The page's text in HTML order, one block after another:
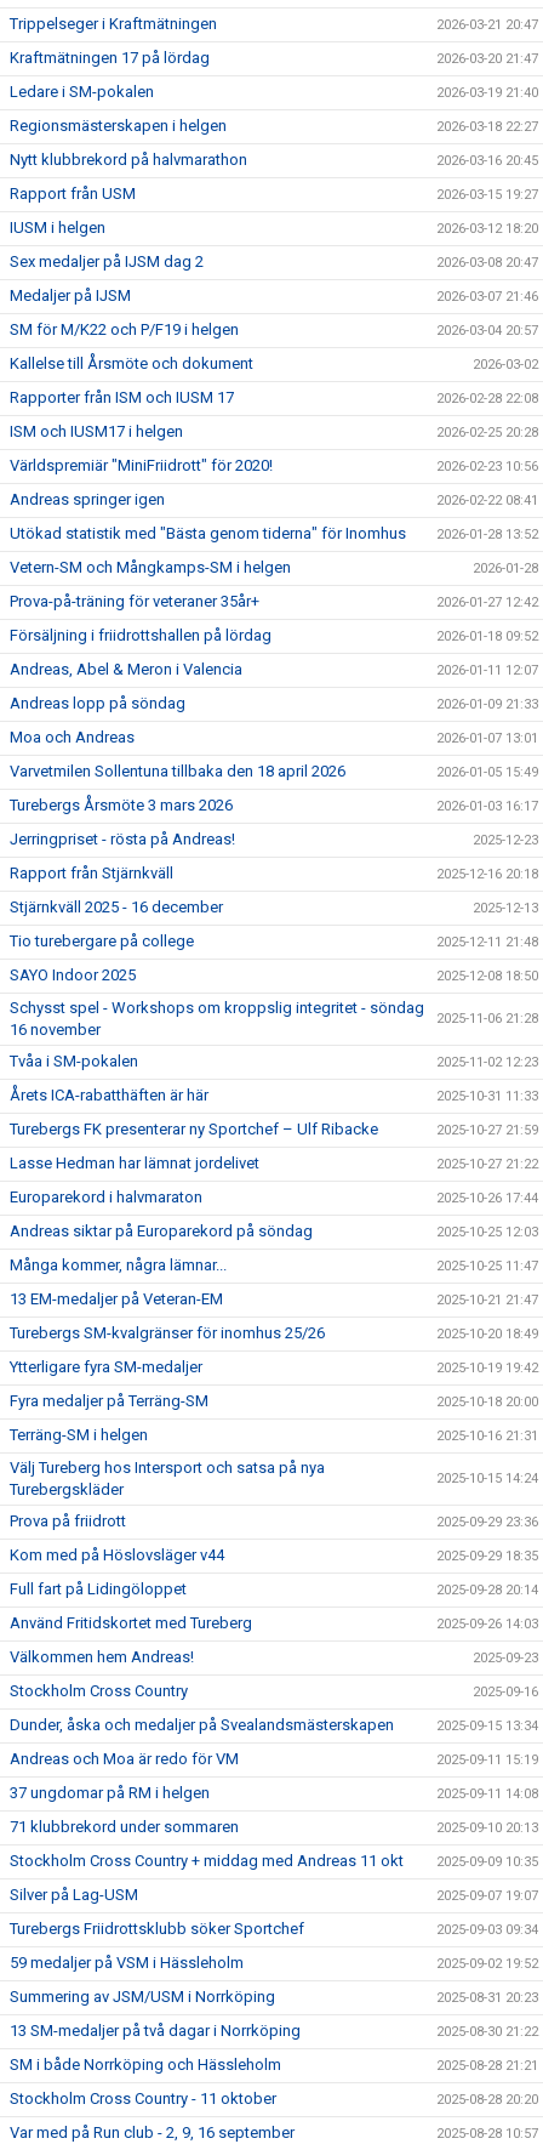
Trippelseger i Kraftmätningen 2026-03-21 20:47
Kraftmätningen 17 på lördag 2026-03-20 21:47
Ledare i SM-pokalen 2026-03-19 21:40
Regionsmästerskapen i helgen 2026-03-18 22:27
Nytt klubbrekord på halvmarathon 2026-03-16 20:45
Rapport från USM 2026-03-15 19:27
IUSM i helgen 2026-03-12 18:20
Sex medaljer på IJSM dag 2 2026-03-08 20:47
Medaljer på IJSM 2026-03-07 21:46
SM för M/K22 och P/F19 i helgen 2026-03-04 20:57
Kallelse till Årsmöte och dokument 2026-03-02
Rapporter från ISM och IUSM 17 2026-02-28 22:08
ISM och IUSM17 i helgen 2026-02-25 20:28
Världspremiär "MiniFriidrott" för 2020! 2026-02-23 10:56
Andreas springer igen 2026-02-22 08:41
Utökad statistik med "Bästa genom tiderna" för Inomhus 2026-01-28 13:52
Vetern-SM och Mångkamps-SM i helgen 2026-01-28
Prova-på-träning för veteraner 35år+ 2026-01-27 12:42
Försäljning i friidrottshallen på lördag 2026-01-18 09:52
Andreas, Abel & Meron i Valencia 2026-01-11 12:07
Andreas lopp på söndag 2026-01-09 21:33
Moa och Andreas 2026-01-07 13:01
Varvetmilen Sollentuna tillbaka den 18 april 2026 2026-01-05 15:49
Turebergs Årsmöte 3 mars 2026 2026-01-03 16:17
Jerringpriset - rösta på Andreas! 2025-12-23
Rapport från Stjärnkväll 2025-12-16 20:18
Stjärnkväll 2025 - 16 december 2025-12-13
Tio turebergare på college 2025-12-11 21:48
SAYO Indoor 2025 2025-12-08 18:50
Schysst spel - Workshops om kroppslig integritet - söndag
16 november
2025-11-06 21:28
Tvåa i SM-pokalen 2025-11-02 12:23
Årets ICA-rabatthäften är här 2025-10-31 11:33
Turebergs FK presenterar ny Sportchef – Ulf Ribacke 2025-10-27 21:59
Lasse Hedman har lämnat jordelivet 2025-10-27 21:22
Europarekord i halvmaraton 2025-10-26 17:44
Andreas siktar på Europarekord på söndag 2025-10-25 12:03
Många kommer, några lämnar... 2025-10-25 11:47
13 EM-medaljer på Veteran-EM 2025-10-21 21:47
Turebergs SM-kvalgränser för inomhus 25/26 2025-10-20 18:49
Ytterligare fyra SM-medaljer 2025-10-19 19:42
Fyra medaljer på Terräng-SM 2025-10-18 20:00
Terräng-SM i helgen 2025-10-16 21:31
Välj Tureberg hos Intersport och satsa på nya
Turebergskläder
2025-10-15 14:24
Prova på friidrott 2025-09-29 23:36
Kom med på Höslovsläger v44 2025-09-29 18:35
Full fart på Lidingöloppet 2025-09-28 20:14
Använd Fritidskortet med Tureberg 2025-09-26 14:03
Välkommen hem Andreas! 2025-09-23
Stockholm Cross Country 2025-09-16
Dunder, åska och medaljer på Svealandsmästerskapen 2025-09-15 13:34
Andreas och Moa är redo för VM 2025-09-11 15:19
37 ungdomar på RM i helgen 2025-09-11 14:08
71 klubbrekord under sommaren 2025-09-10 20:13
Stockholm Cross Country + middag med Andreas 11 okt 2025-09-09 10:35
Silver på Lag-USM 2025-09-07 19:07
Turebergs Friidrottsklubb söker Sportchef 2025-09-03 09:34
59 medaljer på VSM i Hässleholm 2025-09-02 19:52
Summering av JSM/USM i Norrköping 2025-08-31 20:23
13 SM-medaljer på två dagar i Norrköping 2025-08-30 21:22
SM i både Norrköping och Hässleholm 2025-08-28 21:21
Stockholm Cross Country - 11 oktober 2025-08-28 20:20
Var med på Run club - 2, 9, 16 september 2025-08-28 10:57